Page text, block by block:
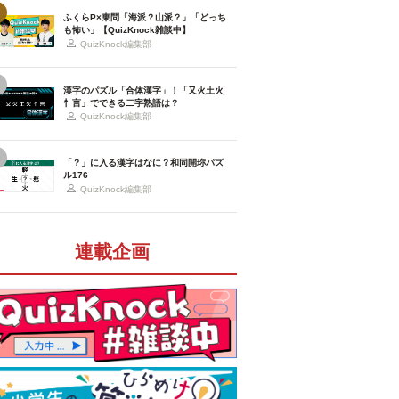
ふくらP×東問「海派？山派？」「どっち
も怖い」【QuizKnock雑談中】
QuizKnock編集部
漢字のパズル「合体漢字」！「又火土火
忄言」でできる二字熟語は？
QuizKnock編集部
「？」に入る漢字はなに？和同開珎パズ
ル176
QuizKnock編集部
連載企画